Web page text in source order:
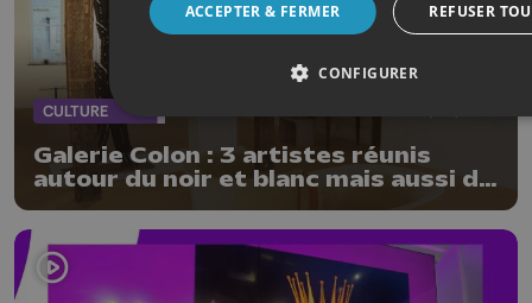
CULTURE
Galerie Colon : 3 artistes réunis
autour du noir et blanc mais aussi de
ACCEPTER & FERMER REFUSER
CONFIGURER